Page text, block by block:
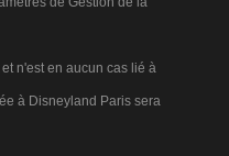
n'est en aucun cas lié à
à Disneyland Paris sera